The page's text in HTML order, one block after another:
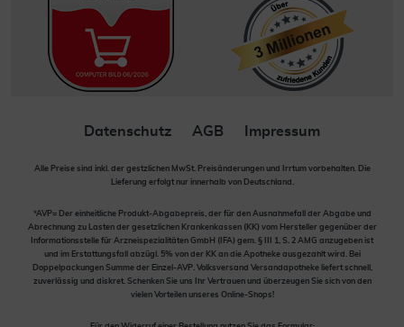
Datenschutz AGB Impressum
Alle Preise sind inkl. der gestzlichen MwSt. Preisänderungen und Irrtum vorbehalten. Die
Lieferung erfolgt nur innerhalb von Deutschland.
*AVP= Der einheitliche Produkt-Abgabepreis, der für den Ausnahmefall der Abgabe und
Abrechnung zu Lasten der gesetzlichen Krankenkassen (KK) vom Hersteller gegenüber der
Informationsstelle für Arzneispezialitäten GmbH (IFA) gem. § III 1, S. 2 AMG anzugeben ist
und im Erstattungsfall abzügl. 5% von der KK an die Apotheke ausgezahlt wird. Bei
Doppelpackungen Summe der Einzel-AVP. Volksversand Versandapotheke liefert schnell,
zuverlässig und diskret. Schenken Sie uns Ihr Vertrauen und überzeugen Sie sich von den
vielen Vorteilen unseres Online-Shops!